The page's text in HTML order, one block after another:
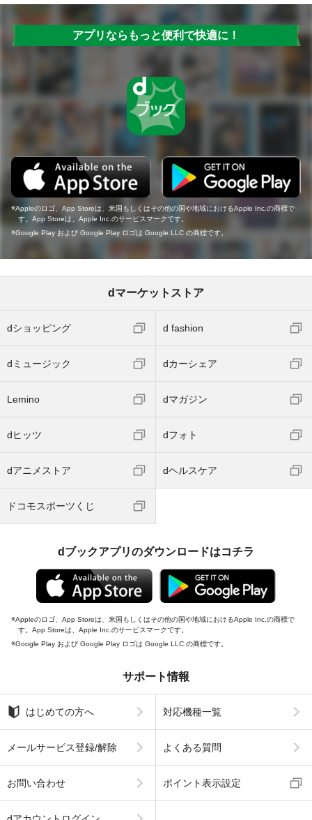
アプリならもっと便利で快適に！
Appleのロゴ、App Storeは、米国もしくはその他の国や地域におけるApple Inc.の商標で
す。App Storeは、Apple Inc.のサービスマークです。
Google Play および Google Play ロゴは Google LLC の商標です。
dマーケットストア
dショッピング d fashion
dミュージック dカーシェア
Lemino dマガジン
dヒッツ dフォト
dアニメストア dヘルスケア
ドコモスポーツくじ
dブックアプリのダウンロードはコチラ
Appleのロゴ、App Storeは、米国もしくはその他の国や地域におけるApple Inc.の商標で
す。App Storeは、Apple Inc.のサービスマークです。
Google Play および Google Play ロゴは Google LLC の商標です。
サポート情報
はじめての方へ 対応機種一覧
メールサービス登録/解除 よくある質問
お問い合わせ ポイント表示設定